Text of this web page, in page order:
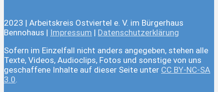
2023 | Arbeitskreis Ostviertel e. V. im Bürgerhaus
Bennohaus | Impressum | Datenschutzerklärung
Sofern im Einzelfall nicht anders angegeben, stehen alle
Texte, Videos, Audioclips, Fotos und sonstige von uns
geschaffene Inhalte auf dieser Seite unter CC BY-NC-SA
3.0.